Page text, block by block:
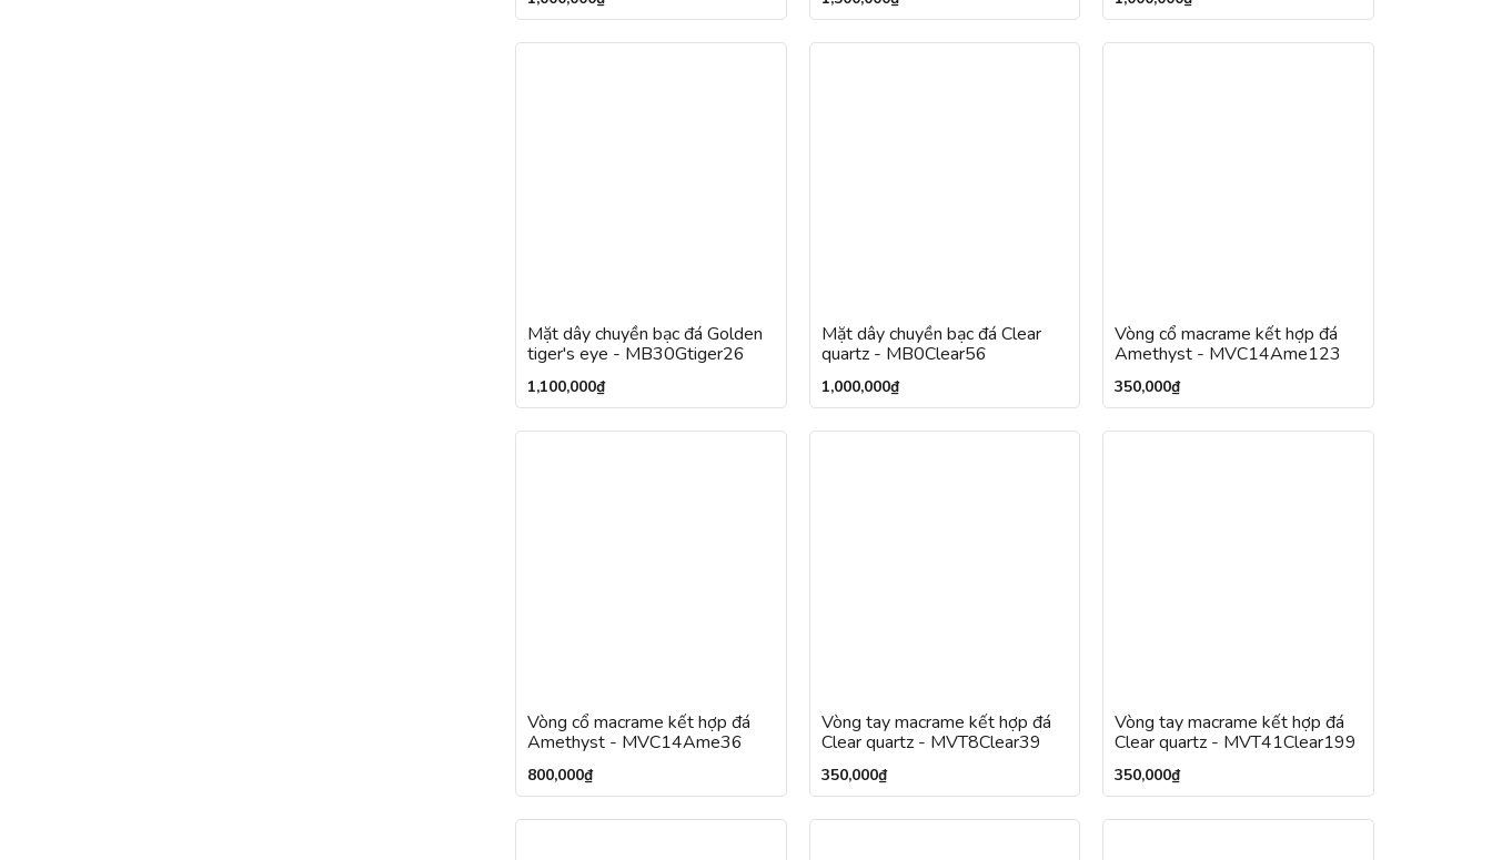
Mặt dây chuyền bạc đá Golden
tiger's eye - MB30Gtiger26
1,100,000₫
Mặt dây chuyền bạc đá Clear
quartz - MB0Clear56
1,000,000₫
Vòng cổ macrame kết hợp đá
Amethyst - MVC14Ame123
350,000₫
Vòng cổ macrame kết hợp đá
Amethyst - MVC14Ame36
800,000₫
Vòng tay macrame kết hợp đá
Clear quartz - MVT8Clear39
350,000₫
Vòng tay macrame kết hợp đá
Clear quartz - MVT41Clear199
350,000₫